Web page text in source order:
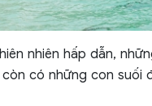
nhiên hấp dẫn,
có những con suối